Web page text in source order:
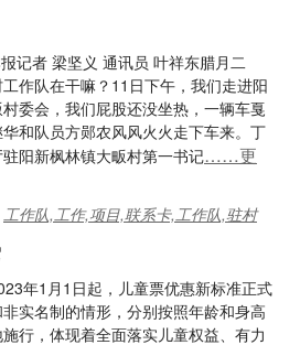
记者 梁坚义 通讯员 叶祥东腊月二
作队在干嘛？11日下午，我们走进阳
委会，我们屁股还没坐热，一辆车戛
和队员方郧农风风火火走下车来。丁
阳新枫林镇大畈村第一书记……更
工作队,工作,项目,联系卡,工作队,驻村
年1月1日起，儿童票优惠新标准正式
实名制的情形，分别按照年龄和身高
行，体现着全面落实儿童权益、有力